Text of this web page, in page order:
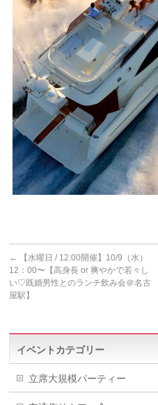
←
【水曜日 / 12:00開催】10/9（水）
12：00〜【高身長 or 爽やかで若々し
い♡既婚男性とのランチ飲み会＠名古
屋駅】
イベントカテゴリー
立席大規模パーティー